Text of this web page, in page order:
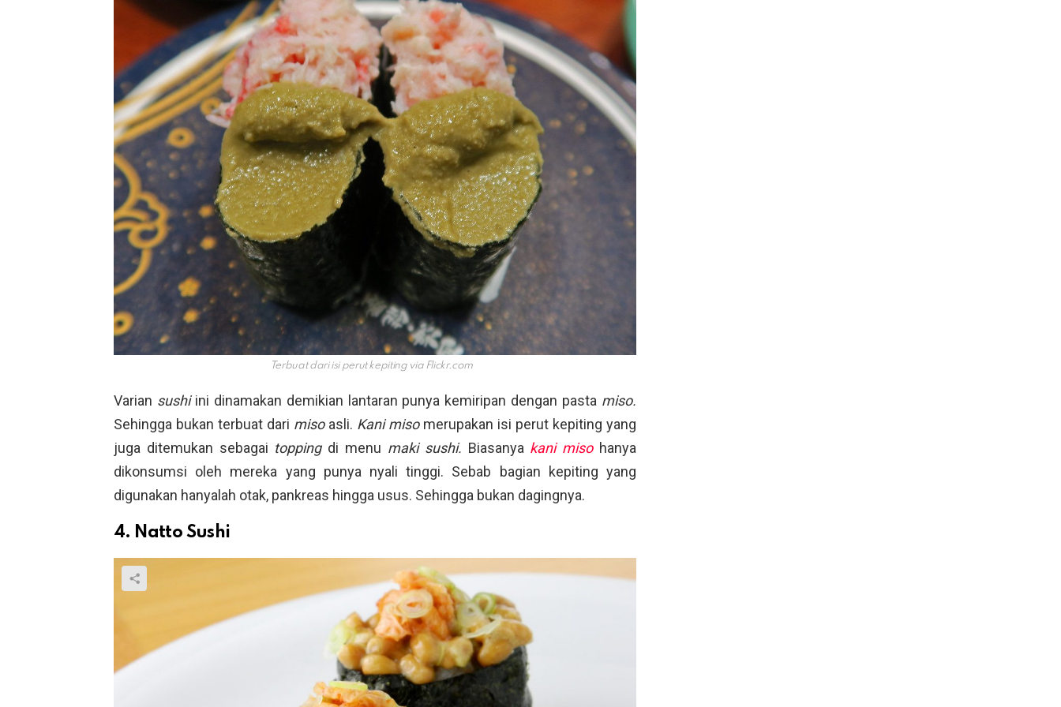
Terbuat dari isi perut kepiting via Flickr.com
Varian sushiini dinamakan demikian lantaran punya kemiripan dengan pasta miso.
Sehingga bukan terbuat dari miso asli. Kani miso merupakan isi perut kepiting yang
juga ditemukan sebagai topping di menu maki sushi. Biasanya kani miso hanya
dikonsumsi oleh mereka yang punya nyali tinggi. Sebab bagian kepiting yang
digunakan hanyalah otak, pankreas hingga usus. Sehingga bukan dagingnya.
4. Natto Sushi